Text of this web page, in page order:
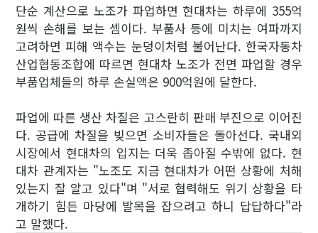
단순 계산으로 노조가 파업하면 현대차는 하루에 355억
원씩 손해를 보는 셈이다. 부품사 등에 미치는 여파까지
고려하면 피해 액수는 눈덩이처럼 불어난다. 한국자동차
산업협동조합에 따르면 현대차 노조가 전면 파업할 경우
부품업체들의 하루 손실액은 900억원에 달한다.
파업에 따른 생산 차질은 고스란히 판매 부진으로 이어진
다. 공급에 차질을 빚으면 소비자들은 돌아선다. 국내외
시장에서 현대차의 입지는 더욱 좁아질 수밖에 없다. 현
대차 관계자는 "노조도 지금 현대차가 어떤 상황에 처해
있는지 잘 알고 있다"며 "서로 협력해도 위기 상황을 타
개하기 힘든 마당에 발목을 잡으려고 하니 답답하다"라
고 말했다.